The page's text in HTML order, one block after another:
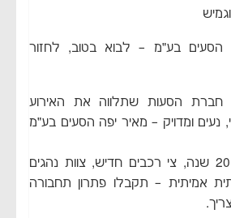
בע״מ – לבוא בטוב, לחזור
הסעות שתלווה את האירוע
נעים ומדויק – מאיר יפה הסעים בע״מ
עם ניסיון של מעל 20 שנה, צי רכבים חדיש, צוות נהגים
אמיתית – תקבלו פתרון תחבורה